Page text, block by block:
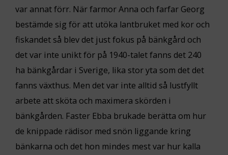
var annat förr. När farmor Anna och farfar Georg
bestämde sig för att utöka lantbruket med kor och
fiskandet så blev det just fokus på bänkgård och
det var inte unikt för på 1940-talet fanns det 240
ha bänkgårdar i Sverige, lika stor yta som det det
fanns växthus. Men det var inte alltid så lustfyllt
arbete att sköta och maximera skörden i
bänkgården. Faster Ebba brukade berätta om hur
de knippade rädisor med snön liggande kring
bänkarna och det hon mindes mest var hur kalla